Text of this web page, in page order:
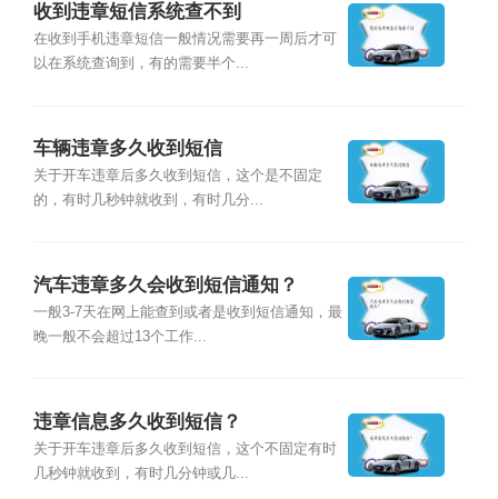
收到违章短信系统查不到
在收到手机违章短信一般情况需要再一周后才可
以在系统查询到，有的需要半个...
车辆违章多久收到短信
关于开车违章后多久收到短信，这个是不固定
的，有时几秒钟就收到，有时几分...
汽车违章多久会收到短信通知？
一般3-7天在网上能查到或者是收到短信通知，最
晚一般不会超过13个工作...
违章信息多久收到短信？
关于开车违章后多久收到短信，这个不固定有时
几秒钟就收到，有时几分钟或几...